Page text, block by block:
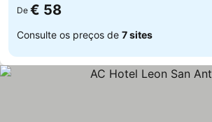
De € 58
Consulte os preços de 7 sites